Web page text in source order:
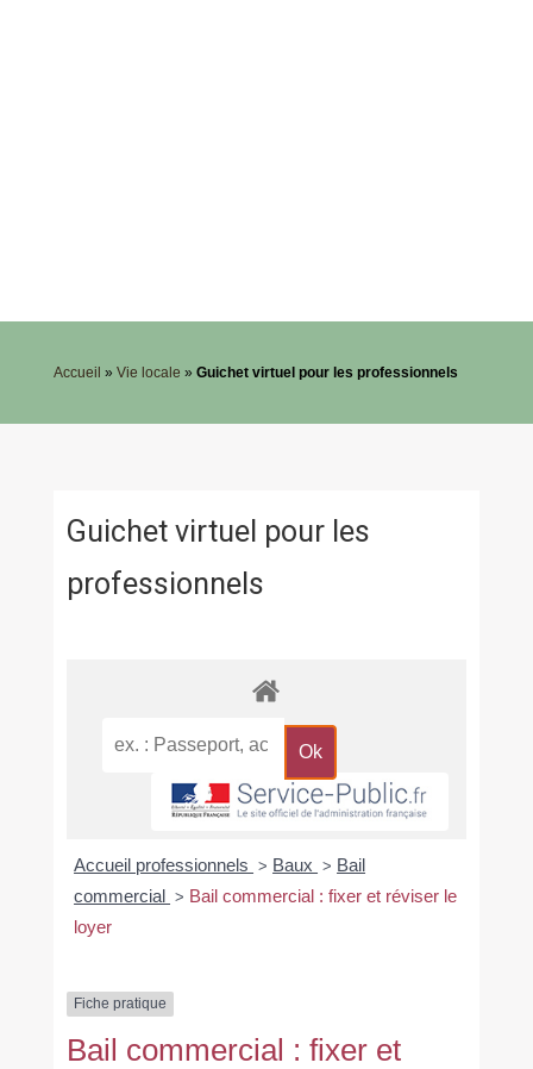
Accueil » Vie locale » Guichet virtuel pour les professionnels
Guichet virtuel pour les
professionnels
Accueil professionnels > Baux > Bail
commercial > Bail commercial : fixer et réviser le
loyer
Fiche pratique
Bail commercial : fixer et